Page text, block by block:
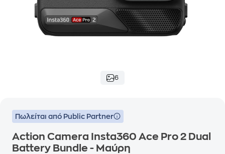
6
Πωλείται από Public Partner
Action Camera Insta360 Ace Pro 2 Dual
Battery Bundle - Μαύρη